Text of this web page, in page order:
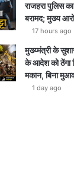
राजहरा पुलिस
बरामद; मुख्य
17 hours ago
मुख्य्मंत्री के
के आदेश को ठेंगा
मकान, बिना
1 day ago